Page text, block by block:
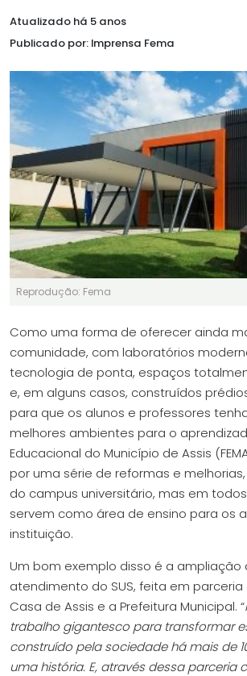
Atualizado há 5 anos
Publicado por: Imprensa Fema
Reprodução: Fema
Como uma forma de oferecer ainda
comunidade, com laboratórios
tecnologia de ponta, espaços
e, em alguns casos, construídos
para que os alunos e professores
melhores ambientes para o
Educacional do Município de Assis
por uma série de reformas e
do campus universitário, mas em
servem como área de ensino para os
instituição.
Um bom exemplo disso é a ampliação
atendimento do SUS, feita em
Casa de Assis e a Prefeitura Municipal. “
trabalho gigantesco para transformar
construído pela sociedade há mais de
uma história. E, através dessa parceria